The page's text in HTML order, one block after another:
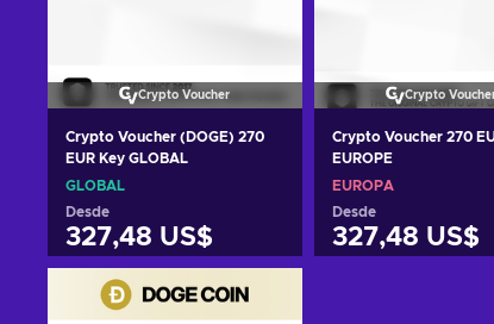
Crypto Voucher
Crypto Voucher (DOGE) 270
EUR Key GLOBAL
GLOBAL
Desde
327,48 US$
Añadir al carrito
Crypto
Crypto Voucher 270
EUROPE
EUROPA
Desde
327,48 US$